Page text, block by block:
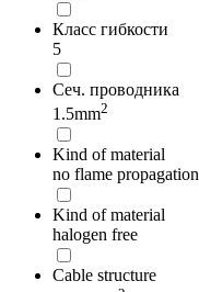
Класс гибкости
5
Сеч. проводника
1.5mm2
Kind of material
no flame propagation
Kind of material
halogen free
Cable structure